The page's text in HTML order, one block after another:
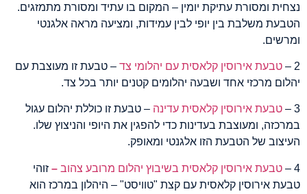
נצחית ומסורת עתיקת יומין – המקום בו עתיד ומסורת מתמזגים.
הטבעת משלבת בין יופי לבין עמידות, ומציעה מראה אלגנטי
ומרשים.
2 – טבעת אירוסין קלאסית עם יהלומי צד – טבעת זו מעוצבת עם
יהלום מרכזי אחד ושבעה יהלומים קטנים יותר בכל צד.
3 – טבעת אירוסין קלאסית עדינה – טבעת זו כוללת יהלום עגול
במרכזה, ומעוצבת בעדינות כדי להפגין את היופי והניצוץ שלו.
העיצוב של הטבעת הזו אלגנטי ומאופק.
4 – טבעת אירוסין קלאסית בשיבוץ יהלום מרובע צהוב – זוהי
טבעת אירוסין קלאסית עם קצת "טוויסט" – היהלון במרכז הוא